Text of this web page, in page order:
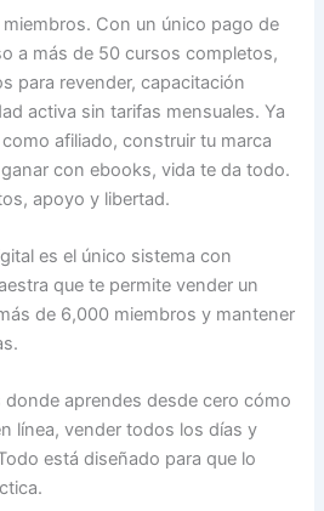
Con un único pago de
a más de 50 cursos completos,
para revender, capacitación
activa sin tarifas mensuales. Ya
afiliado, construir tu marca
con ebooks, vida te da todo.
apoyo y libertad.
es el único sistema con
que te permite vender un
de 6,000 miembros y mantener
donde aprendes desde cero cómo
línea, vender todos los días y
está diseñado para que lo